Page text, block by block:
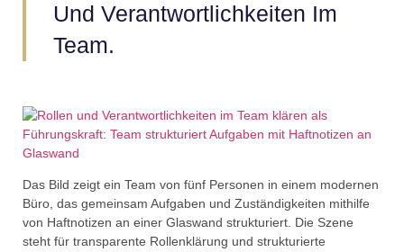
Und Verantwortlichkeiten Im
Team.
Das Bild zeigt ein Team von fünf Personen in einem modernen
Büro, das gemeinsam Aufgaben und Zuständigkeiten mithilfe
von Haftnotizen an einer Glaswand strukturiert. Die Szene
steht für transparente Rollenklärung und strukturierte